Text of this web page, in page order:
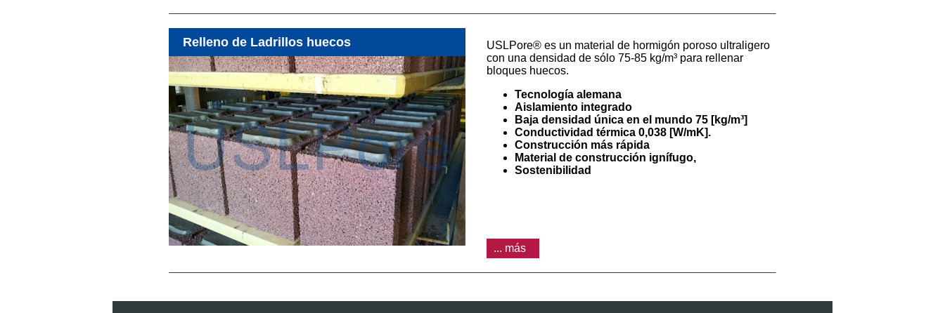
Relleno de Ladrillos huecos
USLPore® es un material de hormigón poroso ultraligero
con una densidad de sólo 75-85 kg/m³ para rellenar
bloques huecos.
Tecnología alemana
Aislamiento integrado
Baja densidad única en el mundo 75 [kg/m³]
Conductividad térmica 0,038 [W/mK].
Construcción más rápida
Material de construcción ignífugo,
Sostenibilidad
... más